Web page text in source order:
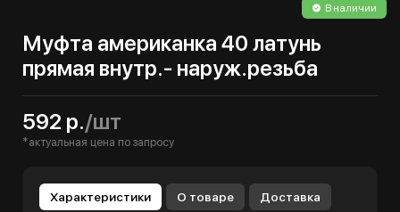
В наличии
Муфта американка 40 латунь
прямая внутр.- наруж.резьба
592 р./шт
*актуальная цена по запросу
Характеристики О товаре Доставка